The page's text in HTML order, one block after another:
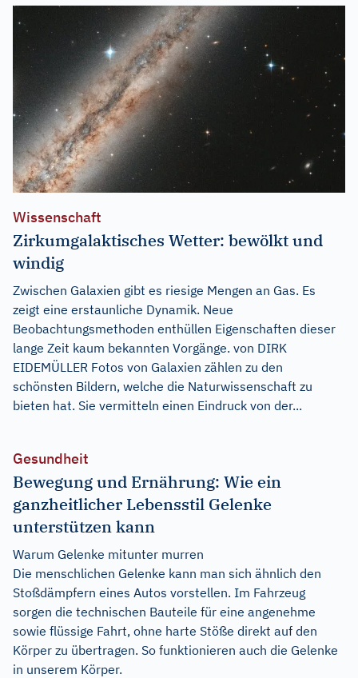
Wissenschaft
Zirkumgalaktisches Wetter: bewölkt und
windig
Zwischen Galaxien gibt es riesige Mengen an Gas. Es
zeigt eine erstaunliche Dynamik. Neue
Beobachtungsmethoden enthüllen Eigenschaften dieser
lange Zeit kaum bekannten Vorgänge. von DIRK
EIDEMÜLLER Fotos von Galaxien zählen zu den
schönsten Bildern, welche die Naturwissenschaft zu
bieten hat. Sie vermitteln einen Eindruck von der...
Gesundheit
Bewegung und Ernährung: Wie ein
ganzheitlicher Lebensstil Gelenke
unterstützen kann
Warum Gelenke mitunter murren
Die menschlichen Gelenke kann man sich ähnlich den
Stoßdämpfern eines Autos vorstellen. Im Fahrzeug
sorgen die technischen Bauteile für eine angenehme
sowie flüssige Fahrt, ohne harte Stöße direkt auf den
Körper zu übertragen. So funktionieren auch die Gelenke
in unserem Körper.